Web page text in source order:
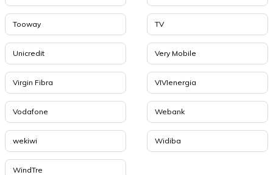
Tooway TV
Unicredit Very Mobile
Virgin Fibra VIVIenergia
Vodafone Webank
wekiwi Widiba
WindTre